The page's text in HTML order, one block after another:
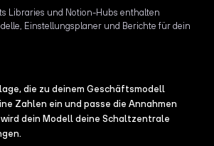
Libraries und Notion-Hubs enthalten
Einstellungsplaner und Berichte für dein
die zu deinem Geschäftsmodell
Zahlen ein und passe die Annahmen
dein Modell deine Schaltzentrale